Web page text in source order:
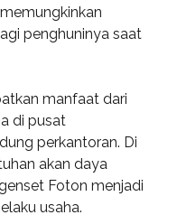
penghuninya saat
manfaat dari
di pusat
perkantoran. Di
akan daya
Foton menjadi
usaha.